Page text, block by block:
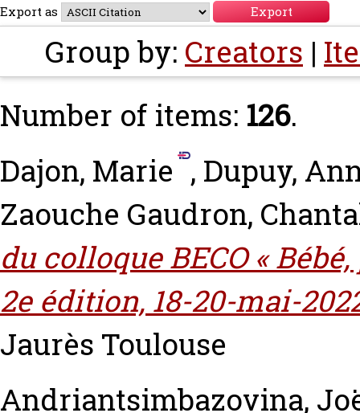
Export as
Group by: Creators |
Number of items: 126.
Dajon, Marie , Dupuy,
Zaouche Gaudron,
du colloque BECO «
2e édition, 18-20-mai-
Jaurès Toulouse
Andriantsimbazovina,